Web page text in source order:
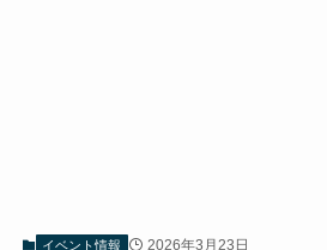
イベント情報 2026年3月23日